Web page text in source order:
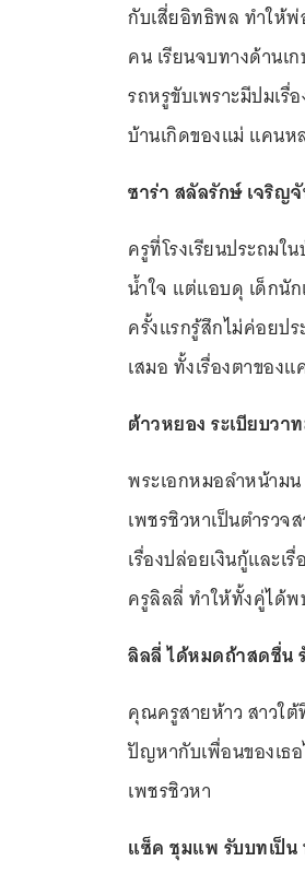
กับเสี่ยอิทธิพล ทำให้พ่
คน เรียนจบทางด้านเ
รถหรูขับเพราะมีปมเ
บ้านเกิดของแม่ แคน
ซาร่า สลัลรักษ์ เจริญ
ครูที่โรงเรียนประถม
น้ำใจ แต่แอบดุ เด็กนั
ครั้งแรกรู้สึกไม่ค่อยป
เสมอ ทั้งเรื่องตาของ
ต้าวหยอง ระเบียบวา
พระเอกหมอลำหน้าม
เพชรชิวหาเป็นตำรว
เรื่องปล่อยเงินกู้และ
ครูลิลลี่ ทำให้ทั้งคู่ได้พ
ลิลลี่ ได้หมดถ้าสดชื่น
คุณครูสายห้าว สาวใต้
ปัญหากับเพื่อนของเธ
เพชรชิวหา
แซ็ค ชุมแพ รับบทเป็น